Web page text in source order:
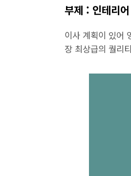
부제 : 인테리
이사 계획이 있어
장 최상급의 퀄리